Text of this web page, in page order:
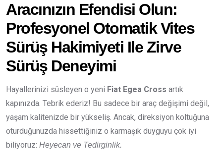
Aracınızın Efendisi Olun:
Profesyonel Otomatik Vites
Sürüş Hakimiyeti Ile Zirve
Sürüş Deneyimi
Hayallerinizi süsleyen o yeni Fiat Egea Cross artık
kapınızda. Tebrik ederiz! Bu sadece bir araç değişimi değil,
yaşam kalitenizde bir yükseliş. Ancak, direksiyon koltuğuna
oturduğunuzda hissettiğiniz o karmaşık duyguyu çok iyi
biliyoruz: Heyecan ve Tedirginlik.